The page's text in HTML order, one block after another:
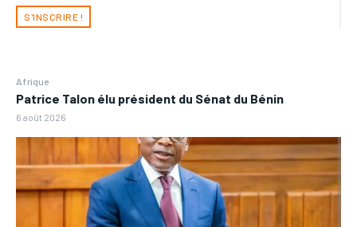
S'INSCRIRE !
Afrique
Patrice Talon élu président du Sénat du Bénin
6 août 2026